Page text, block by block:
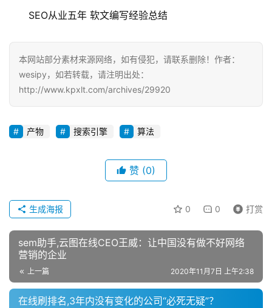
SEO从业五年 软文编写经验总结
本网站部分素材来源网络，如有侵犯，请联系删除！作者：
wesipy，如若转载，请注明出处：
http://www.kpxlt.com/archives/29920
产物 搜索引擎 算法
赞 (0)
0 0 打赏
生成海报
sem助手,云图在线CEO王威：让中国没有做不好网络
营销的企业
上一篇 2020年11月7日 上午2:38
在线刷排名,3年内没有变化的公司“必死无疑”？